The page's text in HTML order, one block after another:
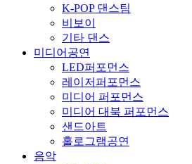
K-POP 댄스팀
비보이
기타 댄스
미디어공연
LED퍼포먼스
레이저퍼포먼스
미디어 퍼포먼스
미디어 대북 퍼포먼스
샌드아트
홀로그램공연
음악